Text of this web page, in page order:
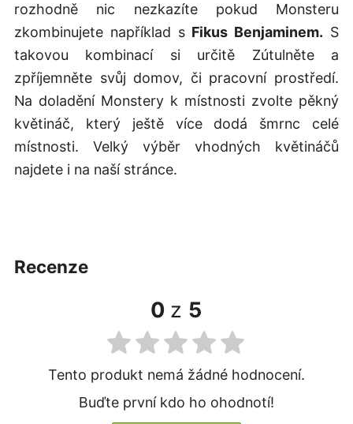
rozhodně nic nezkazíte pokud Monsteru
zkombinujete například s Fikus Benjaminem. S
takovou kombinací si určitě Zútulněte a
zpříjemněte svůj domov, či pracovní prostředí.
Na doladění Monstery k místnosti zvolte pěkný
květináč, který ještě více dodá šmrnc celé
místnosti. Velký výběr vhodných květináčů
najdete i na naší stránce.
recenze
0 z 5
Tento produkt nemá žádné hodnocení.
Buďte první kdo ho ohodnotí!